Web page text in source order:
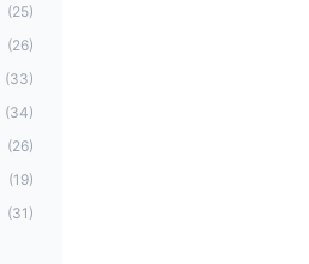
(25)
(26)
(33)
(34)
(26)
(19)
(31)